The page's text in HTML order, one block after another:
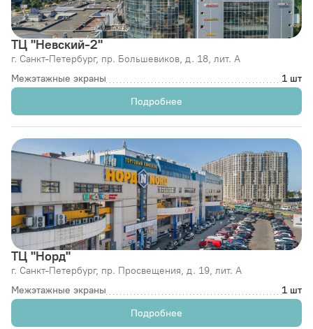
ТЦ "Невский-2"
г. Санкт-Петербург, пр. Большевиков, д. 18, лит. А
Межэтажные экраны
1 шт
Подробнее
ТЦ "Норд"
г. Санкт-Петербург, пр. Просвещения, д. 19, лит. А
Межэтажные экраны
1 шт
Подробнее